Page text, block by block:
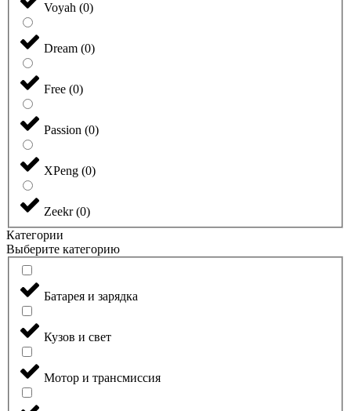
Voyah (0)
Dream (0)
Free (0)
Passion (0)
XPeng (0)
Zeekr (0)
Категории
Выберите категорию
Батарея и зарядка
Кузов и свет
Мотор и трансмиссия